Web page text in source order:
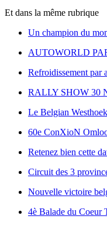
Et dans la même rubrique
Un champion du
AUTOWORLD
Refroidissement par
RALLY SHOW 30
Le Belgian
60e ConXioN
Retenez bien cette
Circuit des 3
Nouvelle victoire
4è Balade du Coeur